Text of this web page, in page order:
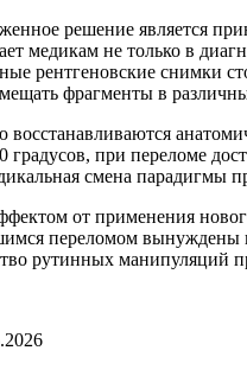
решение является
медикам не только в
рентгеновские снимки
фрагменты в
восстанавливаются
градусов, при переломе
смена парадигмы
от применения
переломом вынуждены
рутинных манипуляций